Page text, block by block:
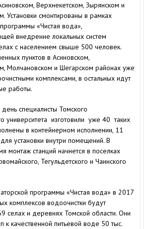
Верхнекетском, Зырянском и
Установки смонтированы в рамках
«Чистая вода»,
внедрение локальных систем
с населением свыше 500 человек.
пунктов в Асиновском,
Молчановском и Шегарском районах уже
комплексами, в остальных идут
работы.
специалисты Томского
университета изготовили уже 40 таких
в контейнерном исполнении, 11
установки внутри помещений. В
монтаж станций начнется в поселках
Тегульдетского и Чаинского
программы «Чистая вода» в 2017
комплексов водоочистки будут
селах и деревнях Томской области. Они
к качественной питьевой воде 50 тыс.